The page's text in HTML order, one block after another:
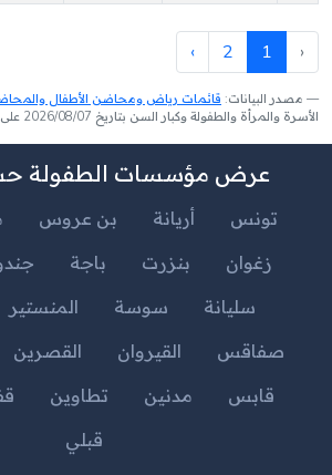
‹
1
2
›
مصدر البيانات: قائمات رياض ومحاضن الأطفال
الأسرة والمرأة والطفولة وكبار السن بتاريخ 2026/08/07 على الساعة 16:31
عرض مؤسسات الطفولة
تونس أريانة بن عروس
زغوان
بنزرت باجة
سليانة
سوسة المنستير
صفاقس
القيروان القصرين
قابس
مدنين تطاوين
قبلي